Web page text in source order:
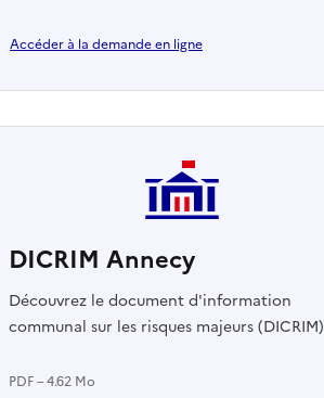
Accéder à la demande en ligne
DICRIM Annecy
PDF – 4.62 Mo
Découvrez le document d'information
communal sur les risques majeurs (DICRIM)